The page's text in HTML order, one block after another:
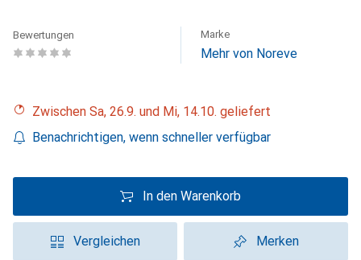
Bewertungen Marke
Mehr von Noreve
Zwischen Sa, 26.9. und Mi, 14.10. geliefert
Benachrichtigen, wenn schneller verfügbar
In den Warenkorb
Vergleichen Merken